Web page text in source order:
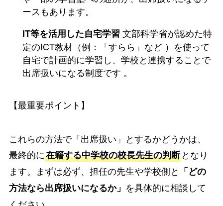
ースもあります。
IT等を活用した自宅学習 文部科学省が認めた特
定のICT教材（例：「すらら」など ）を使って
自宅で計画的に学習し、学校と連携することで
出席扱いになる制度です 。
【最重要ポイント】
これらの方法で「出席扱い」とするかどうかは、
最終的に在籍する中学校の校長先生の判断となり
ます。まずは必ず、担任の先生や学校側と 「どの
方法なら出席扱いになるか」 を具体的に相談して
ください。